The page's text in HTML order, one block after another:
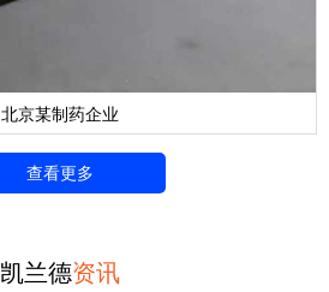
北京某制药企业
查看更多
凯兰德资讯